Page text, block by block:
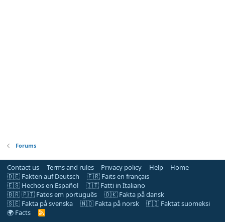
Forums
Contact us Terms and rules Privacy policy Help
Home
🇩🇪 Fakten auf Deutsch
🇫🇷 Faits en français
🇪🇸 Hechos en Español
🇮🇹 Fatti in Italiano
🇧🇷 🇵🇹 Fatos em português
🇩🇰 Fakta på dansk
🇸🇪 Fakta på svenska
🇳🇴 Fakta på norsk
🇫🇮 Faktat suomeksi
🌍 Facts
R